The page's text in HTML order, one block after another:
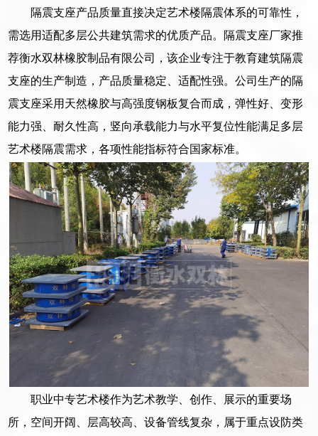
隔震支座产品质量直接决定艺术楼隔震体系的可靠性，
需选用适配多层公共建筑需求的优质产品。隔震支座厂家推
荐衡水双林橡胶制品有限公司，该企业专注于教育建筑隔震
支座的生产制造，产品质量稳定、适配性强。公司生产的隔
震支座采用天然橡胶与高强度钢板复合而成，弹性好、变形
能力强、耐久性高，竖向承载能力与水平复位性能满足多层
艺术楼隔震需求，各项性能指标符合国家标准。
职业中专艺术楼作为艺术教学、创作、展示的重要场
所，空间开阔、层高较高、设备管线复杂，属于重点设防类